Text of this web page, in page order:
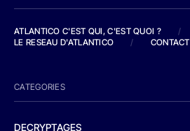
ATLANTICO C'EST QUI, C'EST QUOI ?
/
LE RESEAU D'ATLANTICO
/ CONTACT
CATEGORIES
DECRYPTAGES